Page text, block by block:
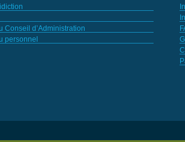
Conseil d’Administration
personnel